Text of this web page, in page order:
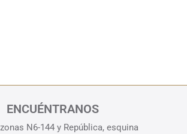
ENCUÉNTRANOS
N6-144 y República, esquina